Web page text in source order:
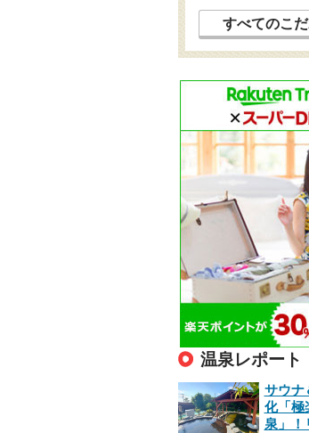
すべてのこ
温泉レポート
サウナ
化「極
泉」！